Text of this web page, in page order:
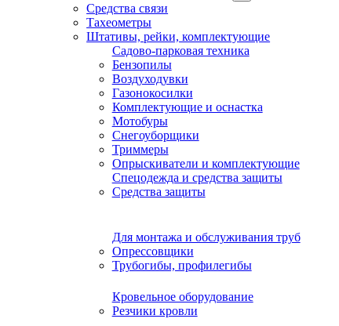
Средства связи
Тахеометры
Штативы, рейки, комплектующие
Садово-парковая техника
Бензопилы
Воздуходувки
Газонокосилки
Комплектующие и оснастка
Мотобуры
Снегоуборщики
Триммеры
Опрыскиватели и комплектующие
Спецодежда и средства защиты
Средства защиты
Для монтажа и обслуживания труб
Опрессовщики
Трубогибы, профилегибы
Кровельное оборудование
Резчики кровли